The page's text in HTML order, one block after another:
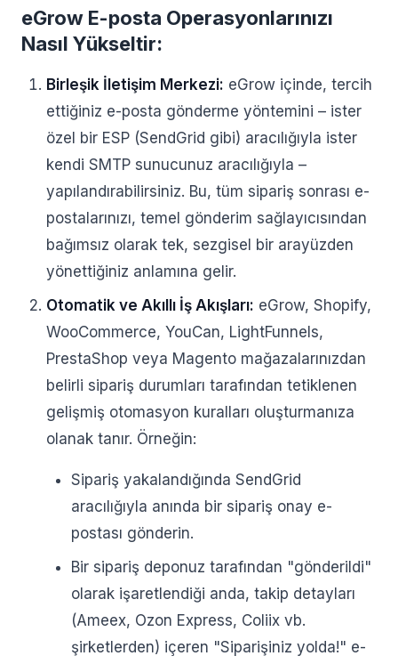
eGrow E-posta Operasyonlarınızı
Nasıl Yükseltir:
Birleşik İletişim Merkezi: eGrow içinde, tercih
ettiğiniz e-posta gönderme yöntemini – ister
özel bir ESP (SendGrid gibi) aracılığıyla ister
kendi SMTP sunucunuz aracılığıyla –
yapılandırabilirsiniz. Bu, tüm sipariş sonrası e-
postalarınızı, temel gönderim sağlayıcısından
bağımsız olarak tek, sezgisel bir arayüzden
yönettiğiniz anlamına gelir.
Otomatik ve Akıllı İş Akışları: eGrow, Shopify,
WooCommerce, YouCan, LightFunnels,
PrestaShop veya Magento mağazalarınızdan
belirli sipariş durumları tarafından tetiklenen
gelişmiş otomasyon kuralları oluşturmanıza
olanak tanır. Örneğin:
Sipariş yakalandığında SendGrid
aracılığıyla anında bir sipariş onay e-
postası gönderin.
Bir sipariş deponuz tarafından "gönderildi"
olarak işaretlendiği anda, takip detayları
(Ameex, Ozon Express, Coliix vb.
şirketlerden) içeren "Siparişiniz yolda!" e-